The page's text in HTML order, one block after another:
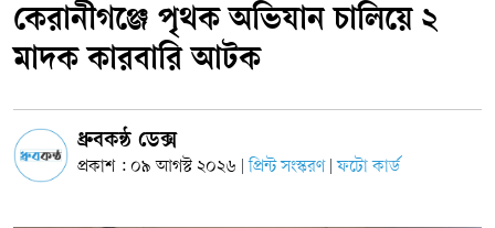
কেরানীগঞ্জে পৃথক অভিযান চালিয়ে ২
মাদক কারবারি আটক
ধ্রুবকন্ঠ ডেক্স
প্রকাশ : ০৯ আগস্ট ২০২৬ প্রিন্ট সংস্করণ ফটো কার্ড